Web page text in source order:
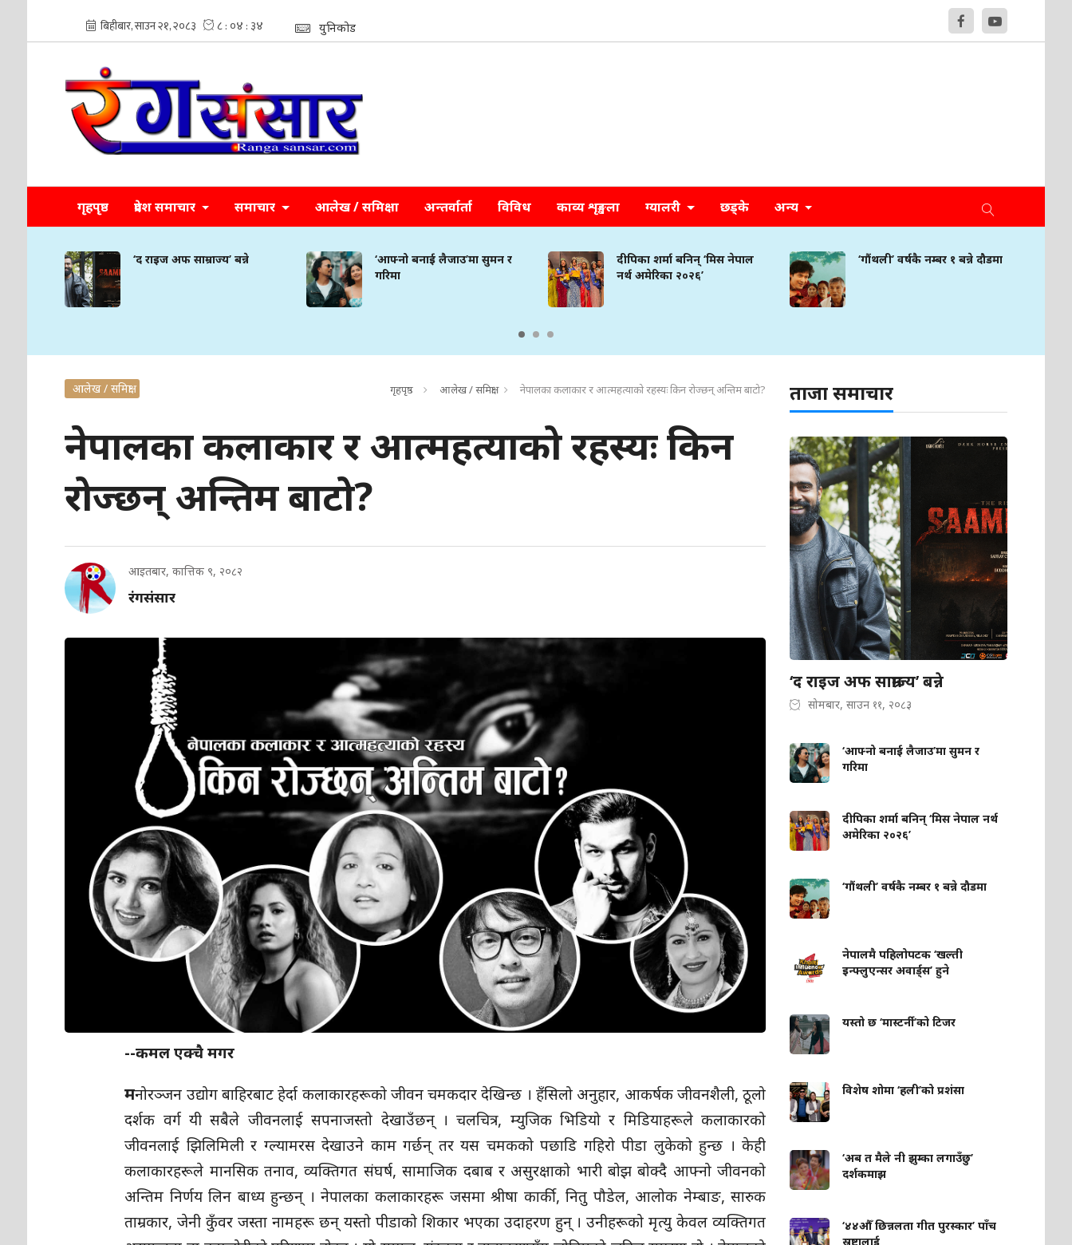
युनिकोड
गृहपृष्ठ प्रदेश समाचार समाचार आलेख / समिक्षा अन्तर्वार्ता विविध काव्य शृङ्खला ग्यालरी छड्के अन्य
‘द राइज अफ साम्राज्य’ बन्ने
‘आफ्नो बनाई लैजाउ’मा सुमन र
गरिमा
दीपिका शर्मा बनिन् ‘मिस नेपाल
नर्थ अमेरिका २०२६’
‘गौंथली’ वर्षकै नम्बर १ बन्ने दौडमा
आलेख / समिक्षा गृहपृष्ठ आलेख / समिक्षा नेपालका कलाकार र आत्महत्याको रहस्यः किन रोज्छन् अन्तिम बाटो?
नेपालका कलाकार र आत्महत्याको रहस्यः किन
रोज्छन् अन्तिम बाटो?
आइतबार, कात्तिक ९, २०८२
रंगसंसार
--कमल एक्चै मगर
मनोरञ्जन उद्योग बाहिरबाट हेर्दा कलाकारहरूको जीवन चमकदार देखिन्छ । हँसिलो अनुहार, आकर्षक जीवनशैली, ठूलो
दर्शक वर्ग यी सबैले जीवनलाई सपनाजस्तो देखाउँछन् । चलचित्र, म्युजिक भिडियो र मिडियाहरूले कलाकारको
जीवनलाई झिलिमिली र ग्ल्यामरस देखाउने काम गर्छन् तर यस चमकको पछाडि गहिरो पीडा लुकेको हुन्छ । केही
कलाकारहरूले मानसिक तनाव, व्यक्तिगत संघर्ष, सामाजिक दबाब र असुरक्षाको भारी बोझ बोक्दै आफ्नो जीवनको
अन्तिम निर्णय लिन बाध्य हुन्छन् । नेपालका कलाकारहरू जसमा श्रीषा कार्की, नितु पौडेल, आलोक नेम्बाङ, सारुक
ताम्रकार, जेनी कुँवर जस्ता नामहरू छन् यस्तो पीडाको शिकार भएका उदाहरण हुन् । उनीहरूको मृत्यु केवल व्यक्तिगत
ताजा समाचार
‘द राइज अफ साम्राज्य’ बन्ने
सोमबार, साउन ११, २०८३
‘आफ्नो बनाई लैजाउ’मा सुमन र
गरिमा
दीपिका शर्मा बनिन् ‘मिस नेपाल नर्थ
अमेरिका २०२६’
‘गौंथली’ वर्षकै नम्बर १ बन्ने दौडमा
नेपालमै पहिलोपटक ‘खल्ती
इन्फ्लुएन्सर अवार्ड्स’ हुने
यस्तो छ ‘मास्टर्नी’को टिजर
विशेष शोमा ‘हली’को प्रशंसा
‘अब त मैले नी झुम्का लगाउँछु’
दर्शकमाझ
‘४४औँ छिन्नलता गीत पुरस्कार’ पाँच
स्रष्टालाई